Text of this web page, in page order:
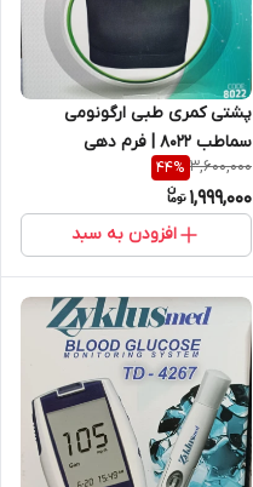
پشتی کمری طبی ارگونومی
سماطب 8022 | فرم‌ دهی
هوشمند کمر برای نشستن بدون
درد
3,600,000
44%
1,999,000
افزودن به سبد